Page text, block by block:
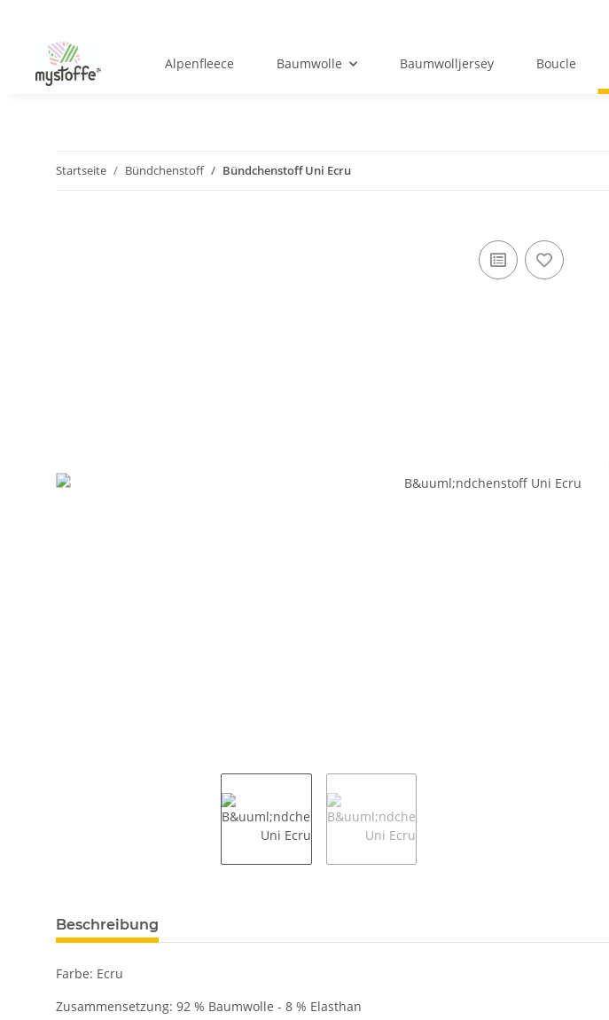
Alpenfleece Baumwolle Baumwolljersey Boucle
Startseite Bündchenstoff Bündchenstoff Uni Ecru
Beschreibung
Farbe: Ecru
Zusammensetzung: 92 % Baumwolle - 8 % Elasthan